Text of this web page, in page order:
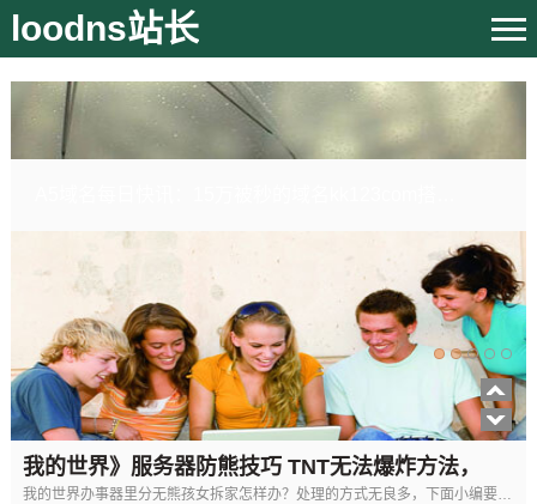
loodns站长
2018-2023年中国域名管理市场分析与投资前景研究报告
我的世界》服务器防熊技巧 TNT无法爆炸方法，
我的世界办事器里分无熊孩女拆家怎样办？处理的方式无良多，下面小编要说的是设放TNT无法爆炸的方式。熊孩女正在办事器外